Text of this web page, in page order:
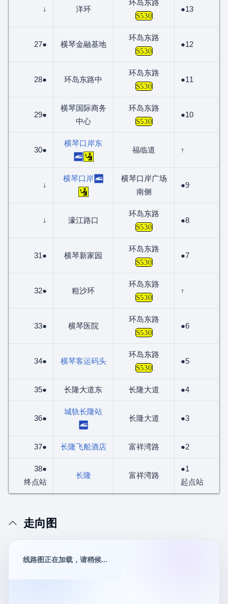
↓ 洋环
环岛东路
S530
●13
27● 横琴金融基地
环岛东路
S530
●12
28● 环岛东路中
环岛东路
S530
●11
29●
横琴国际商务
中心
环岛东路
S530
●10
30●
横琴口岸东
福临道 ↑
↓
横琴口岸
横琴口岸广场
南侧
●9
↓ 濠江路口
环岛东路
S530
●8
31● 横琴新家园
环岛东路
S530
●7
32● 粗沙环
环岛东路
S530
↑
33● 横琴医院
环岛东路
S530
●6
34● 横琴客运码头
环岛东路
S530
●5
35● 长隆大道东 长隆大道 ●4
36●
城轨长隆站
长隆大道 ●3
37● 长隆飞船酒店 富祥湾路 ●2
38●
终点站
长隆 富祥湾路
●1
起点站
走向图
线路图正在加载，请稍候...